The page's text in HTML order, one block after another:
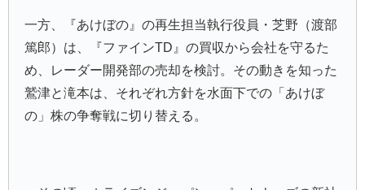
一方、『あけぼの』の再生担当執行役員・芝野（渡部
篤郎）は、『ファインTD』の買収から会社を守るた
め、レーダー開発部の売却を検討。その動きを知った
鷲津と滝本は、それぞれ方針を水面下での「あけぼ
の」株の争奪戦に切り替える。